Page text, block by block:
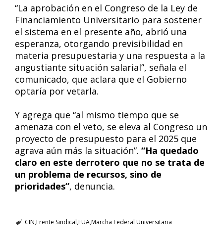
“La aprobación en el Congreso de la Ley de
Financiamiento Universitario para sostener
el sistema en el presente año, abrió una
esperanza, otorgando previsibilidad en
materia presupuestaria y una respuesta a la
angustiante situación salarial”, señala el
comunicado, que aclara que el Gobierno
optaría por vetarla.
Y agrega que “al mismo tiempo que se
amenaza con el veto, se eleva al Congreso un
proyecto de presupuesto para el 2025 que
agrava aún más la situación”. “Ha quedado
claro en este derrotero que no se trata de
un problema de recursos, sino de
prioridades”, denuncia.
CIN Frente Sindical FUAMarcha Federal Universitaria